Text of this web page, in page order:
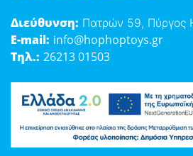
Διεύθυνση: Πατρών 59, Πύργος
E-mail: info@hophoptoys.gr
Τηλ.: 26213 01503